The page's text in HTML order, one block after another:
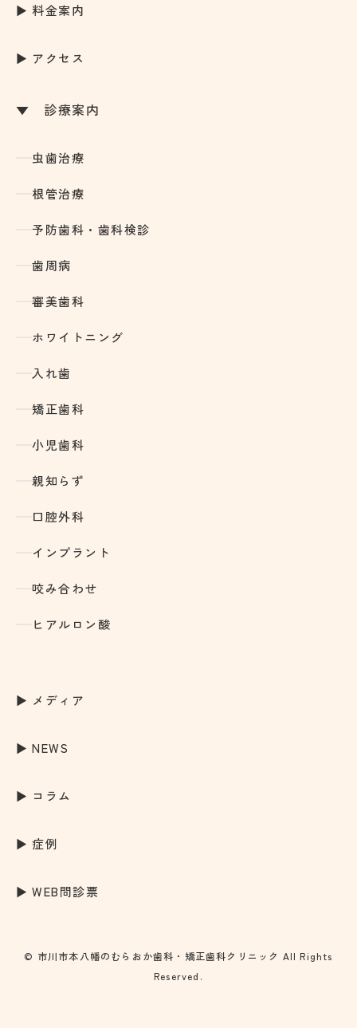
料金案内
アクセス
診療案内
虫歯治療
根管治療
予防歯科・歯科検診
歯周病
審美歯科
ホワイトニング
入れ歯
矯正歯科
小児歯科
親知らず
口腔外科
インプラント
咬み合わせ
ヒアルロン酸
メディア
NEWS
コラム
症例
WEB問診票
© 市川市本八幡のむらおか歯科・矯正歯科クリニック All Rights
Reserved.